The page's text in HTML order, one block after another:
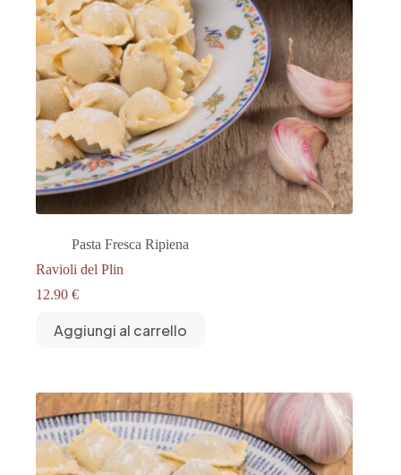
Pasta Fresca Ripiena
Ravioli del Plin
12.90 €
Aggiungi al carrello